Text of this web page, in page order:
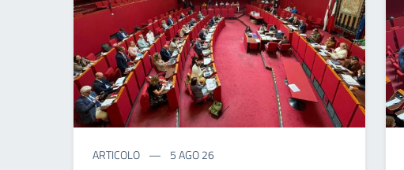
ARTICOLO 5 AGO 26